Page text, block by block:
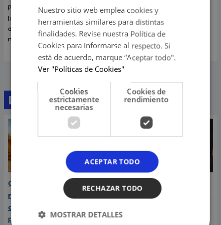
Perú para reencontrarse con
la modelo y aseguró que su
amor está más fuerte que
nunca.
con el empresario mexicano.
Te contamos todos los
detalles.
Lo último
Carín León atraviesa el
mejor momento de su
carrera y llega a Lima en
plena consagración
Daniela Darcourt, Masiel
Málaga y más artistas de
apoyo a Naldy Saldaña
Nuestro sitio web emplea cookies y
herramientas similares para distintas
finalidades. Revise nuestra Política de
Cookies para informarse al respecto. Si
está de acuerdo, marque “Aceptar todo".
Ver "Políticas de Cookies"
Cookies
estrictamente
necesarias
Cookies de
rendimiento
ACEPTAR TODO
RECHAZAR TODO
MOSTRAR DETALLES